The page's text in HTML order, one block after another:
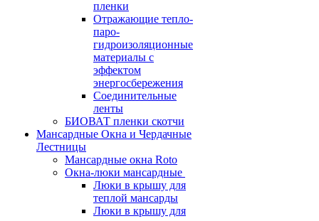
пленки
Отражающие тепло-
паро-
гидроизоляционные
материалы с
эффектом
энергосбережения
Соединительные
ленты
БИОВАТ пленки скотчи
Мансардные Окна и Чердачные
Лестницы
Мансардные окна Roto
Окна-люки мансардные
Люки в крышу для
теплой мансарды
Люки в крышу для